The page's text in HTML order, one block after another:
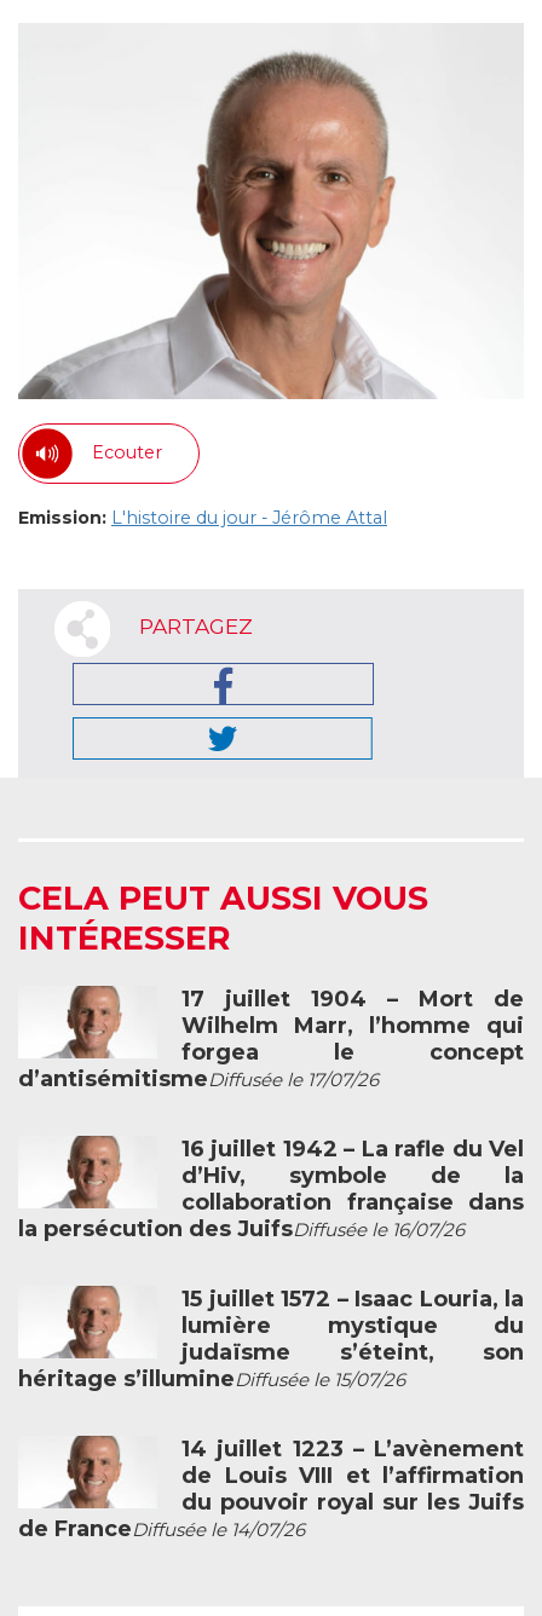
Ecouter
Emission: L'histoire du jour - Jérôme Attal
PARTAGEZ
CELA PEUT AUSSI VOUS
INTÉRESSER
17 juillet 1904 – Mort de
Wilhelm Marr, l’homme qui
forgea le concept
d’antisémitismeDiffusée le 17/07/26
16 juillet 1942 – La rafle du Vel
d’Hiv, symbole de la
collaboration française dans
la persécution des JuifsDiffusée le 16/07/26
15 juillet 1572 – Isaac Louria, la
lumière mystique du
judaïsme s’éteint, son
héritage s’illumineDiffusée le 15/07/26
14 juillet 1223 – L’avènement
de Louis VIII et l’affirmation
du pouvoir royal sur les Juifs
de FranceDiffusée le 14/07/26